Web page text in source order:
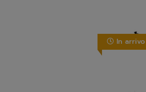
In arrivo